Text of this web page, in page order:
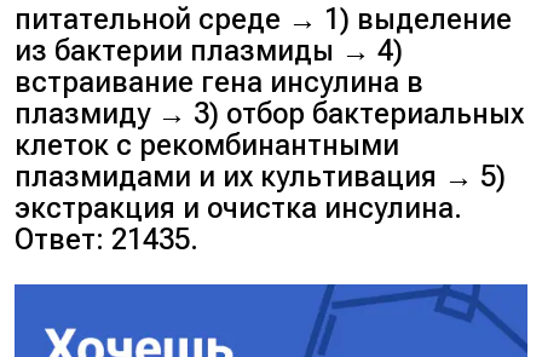
питательной среде → 1) выделение
из бактерии плазмиды → 4)
встраивание гена инсулина в
плазмиду → 3) отбор бактериальных
клеток с рекомбинантными
плазмидами и их культивация → 5)
экстракция и очистка инсулина.
Ответ: 21435.